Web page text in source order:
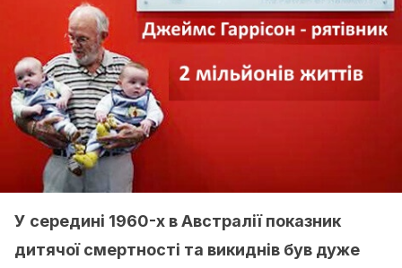
У середині 1960-х в Австралії показник
дитячої смертності та викиднів був дуже